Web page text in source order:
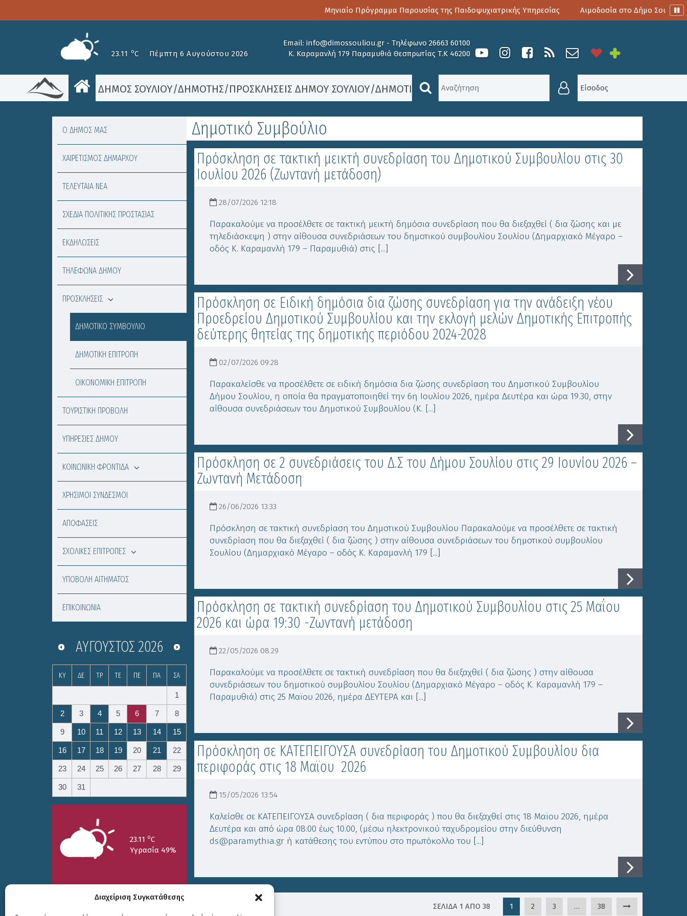
Διαχείριση Συγκατάθεσης
Μηνιαίο Πρόγραμμα Παρουσίας της Παιδοψυχιατρικής Υπηρεσίας Αιμοδοσία στο Δήμο Σουλίου
23.11 oC Πέμπτη 6 Αυγούστου 2026
Email: info@dimossouliou.gr - Τηλέφωνο 26663 60100
Κ. Καραμανλή 179 Παραμυθιά Θεσπρωτίας Τ.Κ 46200
ΔΗΜΟΣ ΣΟΥΛΙΟΥ/ΔΗΜΟΤΗΣ/ΠΡΟΣΚΛΉΣΕΙΣ ΔΉΜΟΥ ΣΟΥΛΊΟΥ/ΔΗΜΟΤΙΚΌ ΣΥΜΒΟΎΛΙΟ Είσοδος
Δημοτικό Συμβούλιο
Πρόσκληση σε τακτική μεικτή συνεδρίαση του Δημοτικού Συμβουλίου στις 30
Ιουλίου 2026 (Ζωντανή μετάδοση)
28/07/2026 12:18
Παρακαλούμε να προσέλθετε σε τακτική μεικτή δημόσια συνεδρίαση που θα διεξαχθεί ( δια ζώσης και με
τηλεδιάσκεψη ) στην αίθουσα συνεδριάσεων του δημοτικού συμβουλίου Σουλίου (Δημαρχιακό Μέγαρο –
οδός Κ. Καραμανλή 179 – Παραμυθιά) στις [...]
Πρόσκληση σε Ειδική δημόσια δια ζώσης συνεδρίαση για την ανάδειξη νέου
Προεδρείου Δημοτικού Συμβουλίου και την εκλογή μελών Δημοτικής Επιτροπής
δεύτερης θητείας της δημοτικής περιόδου 2024-2028
02/07/2026 09:28
Παρακαλείσθε να προσέλθετε σε ειδική δημόσια δια ζώσης συνεδρίαση του Δημοτικού Συμβουλίου
Δήμου Σουλίου, η οποία θα πραγματοποιηθεί την 6η Ιουλίου 2026, ημέρα Δευτέρα και ώρα 19.30, στην
αίθουσα συνεδριάσεων του Δημοτικού Συμβουλίου (Κ. [...]
Πρόσκληση σε 2 συνεδριάσεις του Δ.Σ του Δήμου Σουλίου στις 29 Ιουνίου 2026 –
Ζωντανή Μετάδοση
26/06/2026 13:33
Πρόσκληση σε τακτική συνεδρίαση του Δημοτικού Συμβουλίου Παρακαλούμε να προσέλθετε σε τακτική
συνεδρίαση που θα διεξαχθεί ( δια ζώσης ) στην αίθουσα συνεδριάσεων του δημοτικού συμβουλίου
Σουλίου (Δημαρχιακό Μέγαρο – οδός Κ. Καραμανλή 179 [...]
Πρόσκληση σε τακτική συνεδρίαση του Δημοτικού Συμβουλίου στις 25 Μαΐου
2026 και ώρα 19:30 -Ζωντανή μετάδοση
22/05/2026 08:29
Παρακαλούμε να προσέλθετε σε τακτική συνεδρίαση που θα διεξαχθεί ( δια ζώσης ) στην αίθουσα
συνεδριάσεων του δημοτικού συμβουλίου Σουλίου (Δημαρχιακό Μέγαρο – οδός Κ. Καραμανλή 179 –
Παραμυθιά) στις 25 Μαϊου 2026, ημέρα ΔΕΥΤΕΡΑ και [...]
Πρόσκληση σε ΚΑΤΕΠΕΙΓΟΥΣΑ συνεδρίαση του Δημοτικού Συμβουλίου δια
περιφοράς στις 18 Μαϊου 2026
15/05/2026 13:54
Καλείσθε σε ΚΑΤΕΠΕΙΓΟΥΣΑ συνεδρίαση ( δια περιφοράς ) που θα διεξαχθεί στις 18 Μαϊου 2026, ημέρα
Δευτέρα και από ώρα 08:00 έως 10.00, (μέσω ηλεκτρονικού ταχυδρομείου στην διεύθυνση
ds@paramythia.gr ή κατάθεσης του εντύπου στο πρωτόκολλο του [...]
ΣΕΛΙΔΑ 1 ΑΠΟ 38 1 2 3 … 38
Ο ΔΗΜΟΣ ΜΑΣ
ΧΑΙΡΕΤΙΣΜΟΣ ΔΗΜΑΡΧΟΥ
ΤΕΛΕΥΤΑΙΑ ΝΕΑ
ΣΧΕΔΙΑ ΠΟΛΙΤΙΚΗΣ ΠΡΟΣΤΑΣΙΑΣ
ΕΚΔΗΛΩΣΕΙΣ
ΤΗΛΕΦΩΝΑ ΔΗΜΟΥ
ΠΡΟΣΚΛΗΣΕΙΣ
ΔΗΜΟΤΙΚΟ ΣΥΜΒΟΥΛΙΟ
ΔΗΜΟΤΙΚΗ ΕΠΙΤΡΟΠΗ
ΟΙΚΟΝΟΜΙΚΗ ΕΠΙΤΡΟΠΗ
ΤΟΥΡΙΣΤΙΚΗ ΠΡΟΒΟΛΗ
ΥΠΗΡΕΣΙΕΣ ΔΗΜΟΥ
ΚΟΙΝΩΝΙΚΗ ΦΡΟΝΤΙΔΑ
ΧΡΗΣΙΜΟΙ ΣΥΝΔΕΣΜΟΙ
ΑΠΟΦΑΣΕΙΣ
ΣΧΟΛΙΚΕΣ ΕΠΙΤΡΟΠΕΣ
ΥΠΟΒΟΛΗ ΑΙΤΗΜΑΤΟΣ
ΕΠΙΚΟΙΝΩΝΙΑ
ΑΎΓΟΥΣΤΟΣ 2026
ΚΥ ΔΕ ΤΡ ΤΕ ΠΕ ΠΑ ΣΑ
1
2 3 4 5 6 7 8
9 10 11 12 13 14 15
16 17 18 19 20 21 22
23 24 25 26 27 28 29
30 31
23.11 oC
Υγρασία 49%
26/7 27/7